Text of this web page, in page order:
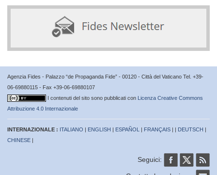
Agenzia Fides - Palazzo “de Propaganda Fide” - 00120 - Città del Vaticano Tel. +39-
06-69880115 - Fax +39-06-69880107
I contenuti del sito sono pubblicati con Licenza Creative Commons
Attribuzione 4.0 Internazionale
INTERNAZIONALE : ITALIANO | ENGLISH | ESPAÑOL | FRANÇAIS | | DEUTSCH |
CHINESE |
Seguici: